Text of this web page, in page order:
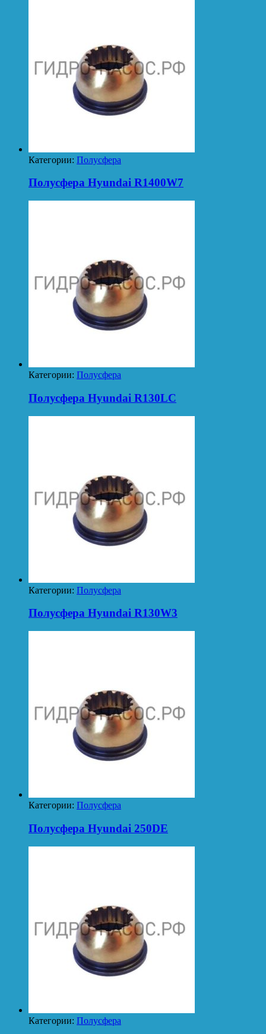
Категории: Полусфера
Полусфера Hyundai R1400W7
Категории: Полусфера
Полусфера Hyundai R130LC
Категории: Полусфера
Полусфера Hyundai R130W3
Категории: Полусфера
Полусфера Hyundai 250DE
Категории: Полусфера